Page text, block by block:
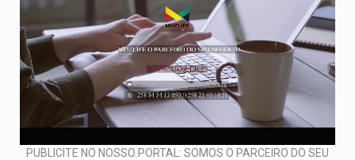
PUBLICITE NO NOSSO PORTAL: SOMOS O PARCEIRO DO SEU